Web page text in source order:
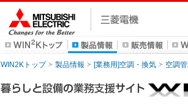
WIN2Kトップ 製品情報 [業務用]空調・換気 空調